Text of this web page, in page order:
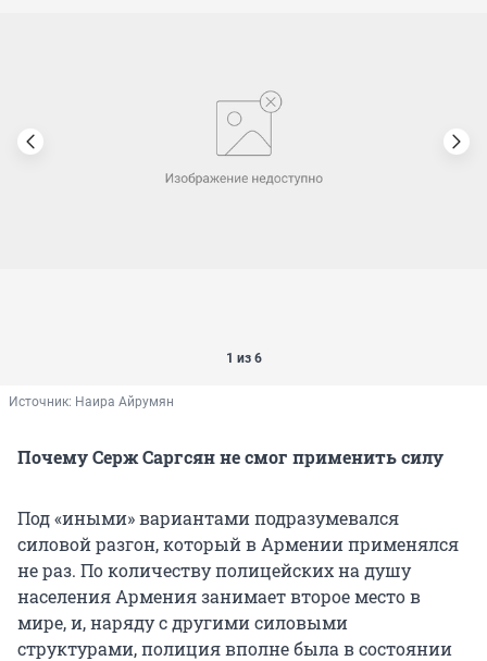
1 из 6
Источник: Наира Айрумян
Почему Серж Саргсян не смог применить силу
Под «иными» вариантами подразумевался
силовой разгон, который в Армении применялся
не раз. По количеству полицейских на душу
населения Армения занимает второе место в
мире, и, наряду с другими силовыми
структурами, полиция вполне была в состоянии